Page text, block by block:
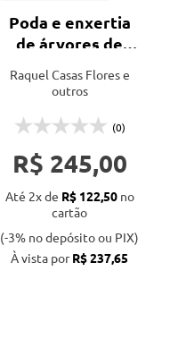
Poda e enxertia
de árvores de
Raquel Casas Flores e
outros
(0)
R$ 245,00
Até 2x de R$ 122,50no
cartão
(-3% no depósito ou PIX)
À vista porR$ 237,65